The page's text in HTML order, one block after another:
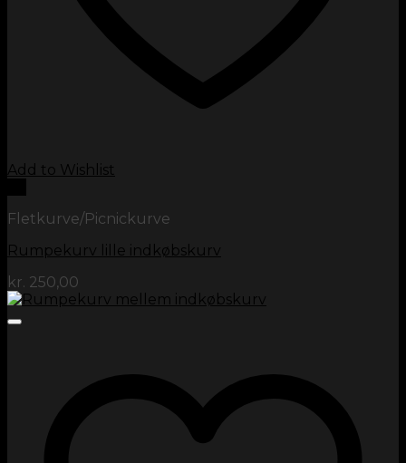
Add to Wishlist
Fletkurve/Picnickurve
Rumpekurv lille indkøbskurv
kr. 250,00